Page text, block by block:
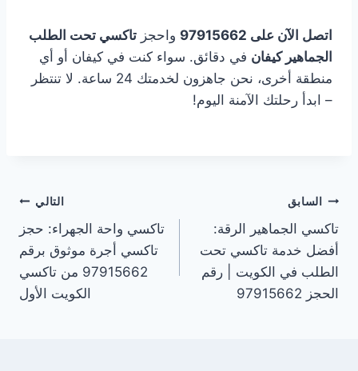
اتصل الآن على 97915662 واحجز تاكسي تحت الطلب
الجماهير كيفان في دقائق. سواء كنت في كيفان أو أي
منطقة أخرى، نحن جاهزون لخدمتك 24 ساعة. لا تنتظر
– ابدأ رحلتك الآمنة اليوم!
تصفّح
المقالات
السابق
تاكسي الجماهير الرقة:
أفضل خدمة تاكسي تحت
الطلب في الكويت | رقم
الحجز 97915662
التالي
تاكسي واحة الجهراء: حجز
تاكسي أجرة موثوق برقم
97915662 من تاكسي
الكويت الأول